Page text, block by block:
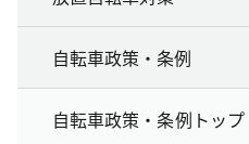
自転車政策・条例
自転車政策・条例トップ